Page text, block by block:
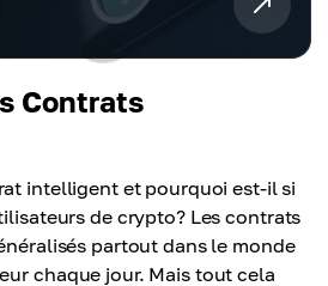
Contrats
intelligent et pourquoi est-il si
de crypto? Les contrats
partout dans le monde
chaque jour. Mais tout cela